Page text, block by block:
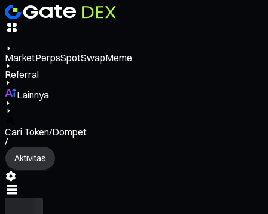
MarketPerpsSpotSwapMeme
Referral
Lainnya
Cari Token/Dompet
/
Aktivitas